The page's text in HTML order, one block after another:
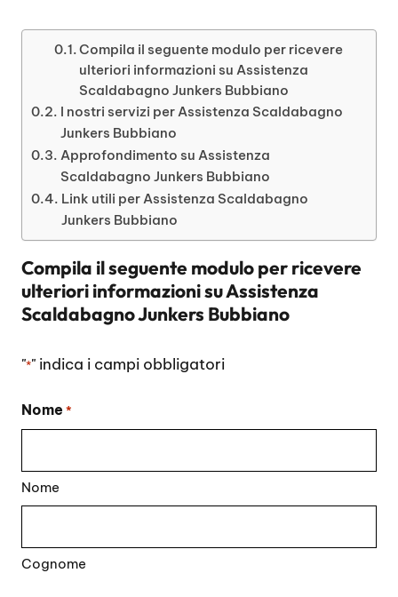
Compila il seguente modulo per ricevere
ulteriori informazioni su Assistenza
Scaldabagno Junkers Bubbiano
I nostri servizi per Assistenza Scaldabagno
Junkers Bubbiano
Approfondimento su Assistenza
Scaldabagno Junkers Bubbiano
Link utili per Assistenza Scaldabagno
Junkers Bubbiano
Compila il seguente modulo per ricevere
ulteriori informazioni suAssistenza
Scaldabagno Junkers Bubbiano
"*" indica i campi obbligatori
Nome *
Nome
Cognome